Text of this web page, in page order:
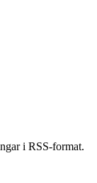
i RSS-format.